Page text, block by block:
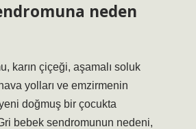
neden
karın çiçeği, aşamalı soluk
yolları ve emzirmenin
doğmuş bir çocukta
bebek sendromunun nedeni,